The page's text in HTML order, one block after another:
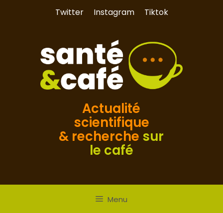
Twitter Instagram Tiktok
Actualité
scientifique
& recherche sur
le café
Menu